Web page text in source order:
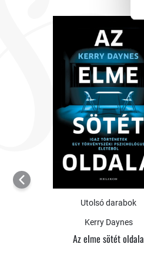
Utolsó darabok
Kerry Daynes
Az elme sötét oldala